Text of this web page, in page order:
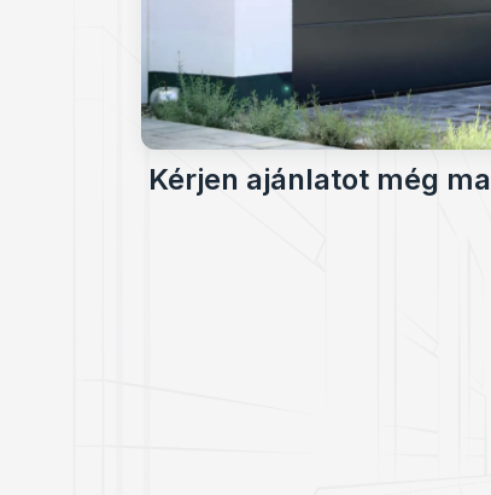
Kérjen ajánlatot még